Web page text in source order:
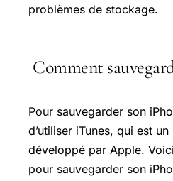
problèmes de stockage.
Comment
Pour sauvegarder son
d’utiliser iTunes, qui est
développé par Apple.
pour sauvegarder son